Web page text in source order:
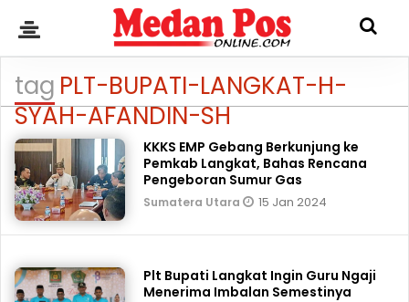
tag PLT-BUPATI-LANGKAT-H-
SYAH-AFANDIN-SH
KKKS EMP Gebang Berkunjung ke
Pemkab Langkat, Bahas Rencana
Pengeboran Sumur Gas
Sumatera Utara 15 Jan 2024
Plt Bupati Langkat Ingin Guru Ngaji
Menerima Imbalan Semestinya